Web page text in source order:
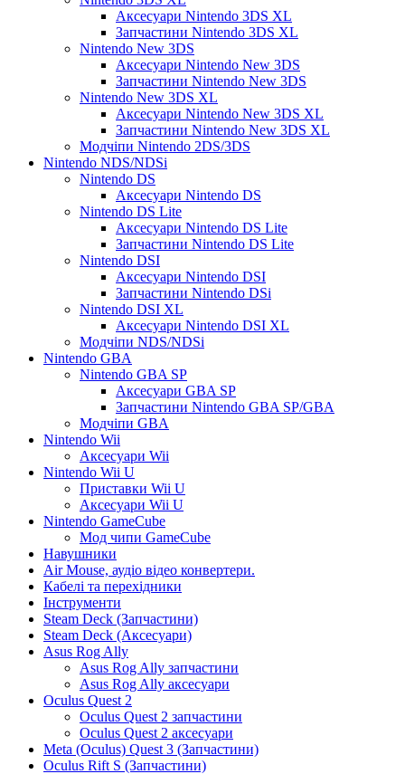
Аксесуари Nintendo 3DS XL
Запчастини Nintendo 3DS XL
Nintendo New 3DS
Аксесуари Nintendo New 3DS
Запчастини Nintendo New 3DS
Nintendo New 3DS XL
Аксесуари Nintendo New 3DS XL
Запчастини Nintendo New 3DS XL
Модчіпи Nintendo 2DS/3DS
Nintendo NDS/NDSi
Nintendo DS
Аксесуари Nintendo DS
Nintendo DS Lite
Аксесуари Nintendo DS Lite
Запчастини Nintendo DS Lite
Nintendo DSI
Аксесуари Nintendo DSI
Запчастини Nintendo DSi
Nintendo DSI XL
Аксесуари Nintendo DSI XL
Модчіпи NDS/NDSi
Nintendo GBA
Nintendo GBA SP
Аксесуари GBA SP
Запчастини Nintendo GBA SP/GBA
Модчіпи GBA
Nintendo Wii
Аксесуари Wii
Nintendo Wii U
Приставки Wii U
Аксесуари Wii U
Nintendo GameCube
Мод чипи GameCube
Навушники
Air Mouse, аудіо відео конвертери.
Кабелі та перехідники
Інструменти
Steam Deck (Запчастини)
Steam Deck (Аксесуари)
Asus Rog Ally
Asus Rog Ally запчастини
Asus Rog Ally аксесуари
Oculus Quest 2
Oculus Quest 2 запчастини
Oculus Quest 2 аксесуари
Meta (Oculus) Quest 3 (Запчастини)
Oculus Rift S (Запчастини)